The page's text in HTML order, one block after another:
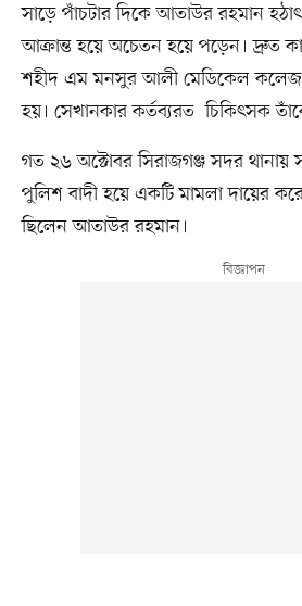
সাড়ে পাঁচটার দিকে আতাউর রহমান
আক্রান্ত হয়ে অচেতন হয়ে পড়েন। দ্রুত
শহীদ এম মনসুর আলী মেডিকেল কলেজ
হয়। সেখানকার কর্তব্যরত চিকিৎসক
গত ২৬ অক্টোবর সিরাজগঞ্জ সদর থানায়
পুলিশ বাদী হয়ে একটি মামলা দায়ের
ছিলেন আতাউর রহমান।